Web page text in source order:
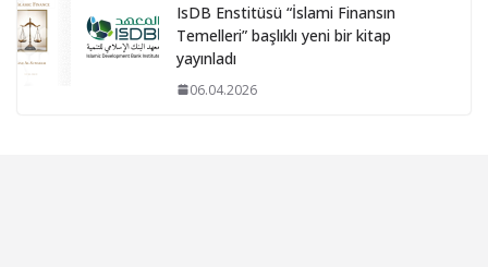
IsDB Enstitüsü “İslami Finansın
Temelleri” başlıklı yeni bir kitap
yayınladı
06.04.2026